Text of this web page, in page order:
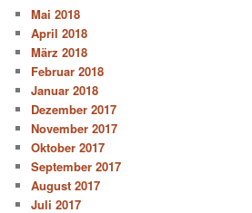
Mai 2018
April 2018
März 2018
Februar 2018
Januar 2018
Dezember 2017
November 2017
Oktober 2017
September 2017
August 2017
Juli 2017